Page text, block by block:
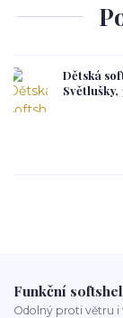
Dětská
Funkční
Odolný proti větru i